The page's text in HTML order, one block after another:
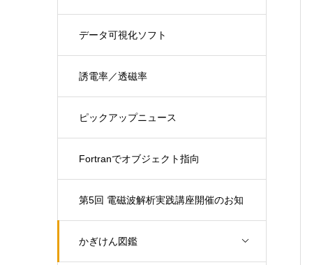
データ可視化ソフト
誘電率／透磁率
ピックアップニュース
Fortranでオブジェクト指向
第5回 電磁波解析実践講座開催のお知
らせ（開催日：9月30日)
かぎけん図鑑